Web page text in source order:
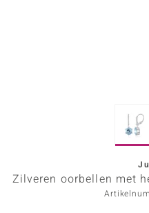
Zilveren oorbellen met